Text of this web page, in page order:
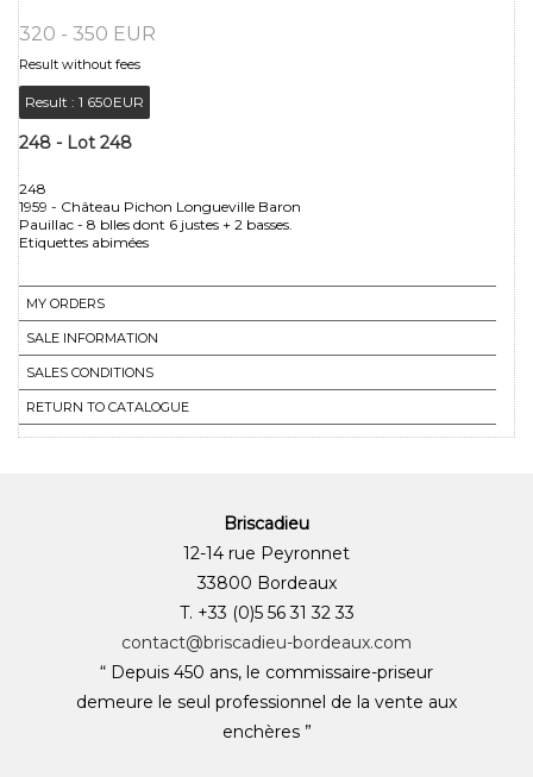
320 - 350 EUR
Result without fees
Result : 1 650EUR
248 - Lot 248
248
1959 - Château Pichon Longueville Baron
Pauillac - 8 blles dont 6 justes + 2 basses.
Etiquettes abimées
MY ORDERS
SALE INFORMATION
SALES CONDITIONS
RETURN TO CATALOGUE
Briscadieu
12-14 rue Peyronnet
33800 Bordeaux
T. +33 (0)5 56 31 32 33
contact@briscadieu-bordeaux.com
“ Depuis 450 ans, le commissaire-priseur
demeure le seul professionnel de la vente aux
enchères ”